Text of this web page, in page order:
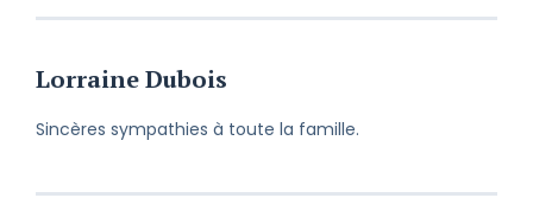
Lorraine Dubois
Sincères sympathies à toute la famille.